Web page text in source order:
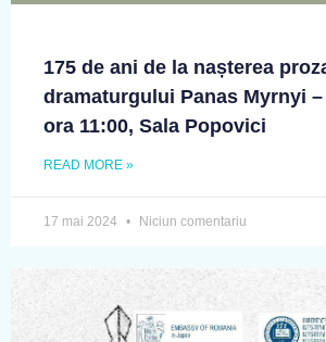
175 de ani de la nașterea
dramaturgului Panas Myrnyi –
ora 11:00, Sala Popovici
READ MORE »
17 mai 2024 Niciun comentariu